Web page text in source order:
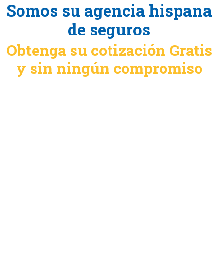
Somos su agencia hispana
de seguros
Obtenga su cotización Gratis
y sin ningún compromiso